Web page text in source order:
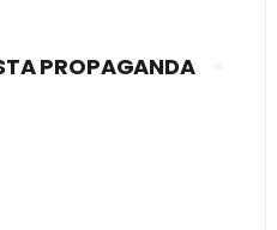
PROPAGANDA